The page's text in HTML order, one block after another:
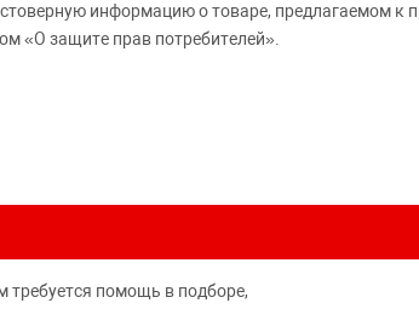
информацию о товаре, предлагаемом
«О защите прав потребителей».
требуется помощь в подборе,